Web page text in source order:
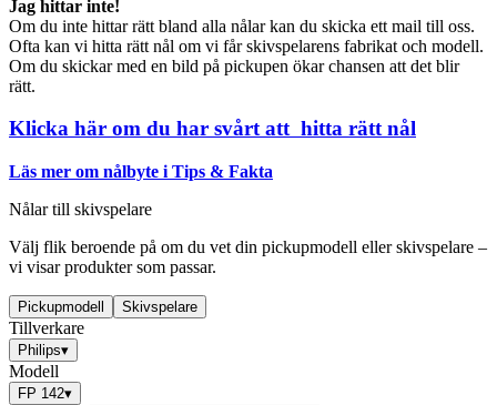
Jag hittar inte!
Om du inte hittar rätt bland alla nålar kan du skicka ett mail till oss.
Ofta kan vi hitta rätt nål om vi får skivspelarens fabrikat och modell.
Om du skickar med en bild på pickupen ökar chansen att det blir
rätt.
Klicka här om du har svårt att hitta rätt nål
Läs mer om nålbyte i Tips & Fakta
Nålar till skivspelare
Välj flik beroende på om du vet din pickupmodell eller skivspelare –
vi visar produkter som passar.
Pickupmodell Skivspelare
Tillverkare
Philips▾
Modell
FP 142▾